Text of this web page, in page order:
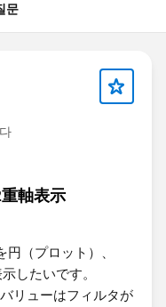
문
軸表示
（プロット）、
したいです。
リューはフィルタが